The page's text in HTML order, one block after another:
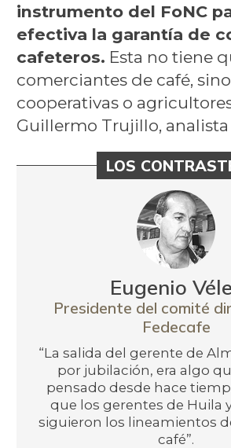
instrumento del FoNC
efectiva la garantía de
cafeteros. Esta no tiene
comerciantes de café,
cooperativas o
Guillermo Trujillo,
LOS
Eugenio
Presidente del comité
Fedecafe
“La salida del gerente de
por jubilación, era algo
pensado desde hace
que los gerentes de Huila
siguieron los lineamientos
café”.